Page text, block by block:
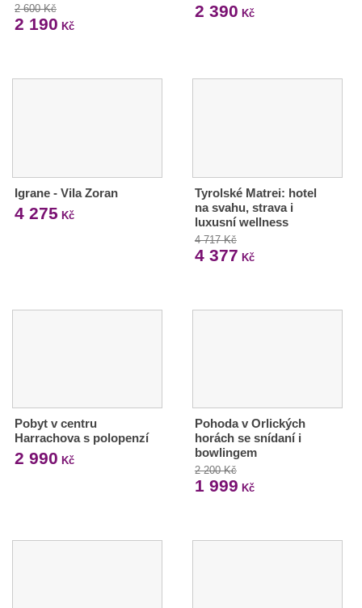
2 600 Kč
2 190 Kč
2 390 Kč
Igrane - Vila Zoran
4 275 Kč
Tyrolské Matrei: hotel
na svahu, strava i
luxusní wellness
4 717 Kč
4 377 Kč
Pobyt v centru
Harrachova s polopenzí
2 990 Kč
Pohoda v Orlických
horách se snídaní i
bowlingem
2 200 Kč
1 999 Kč